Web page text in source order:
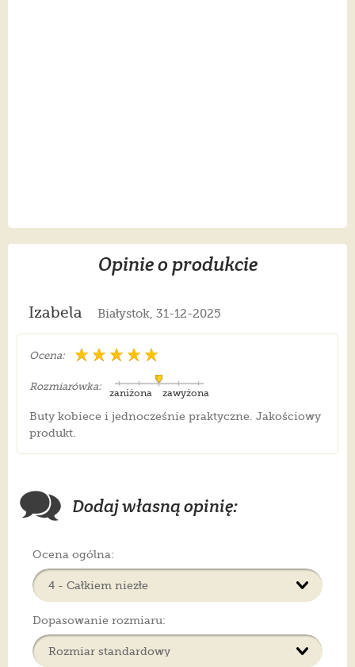
Opinie o produkcie
Izabela Białystok, 31-12-2025
Ocena:
Rozmiarówka:
zawyżona
zaniżona
Buty kobiece i jednocześnie praktyczne. Jakościowy
produkt.
Dodaj własną opinię:
Ocena ogólna:
Dopasowanie rozmiaru: